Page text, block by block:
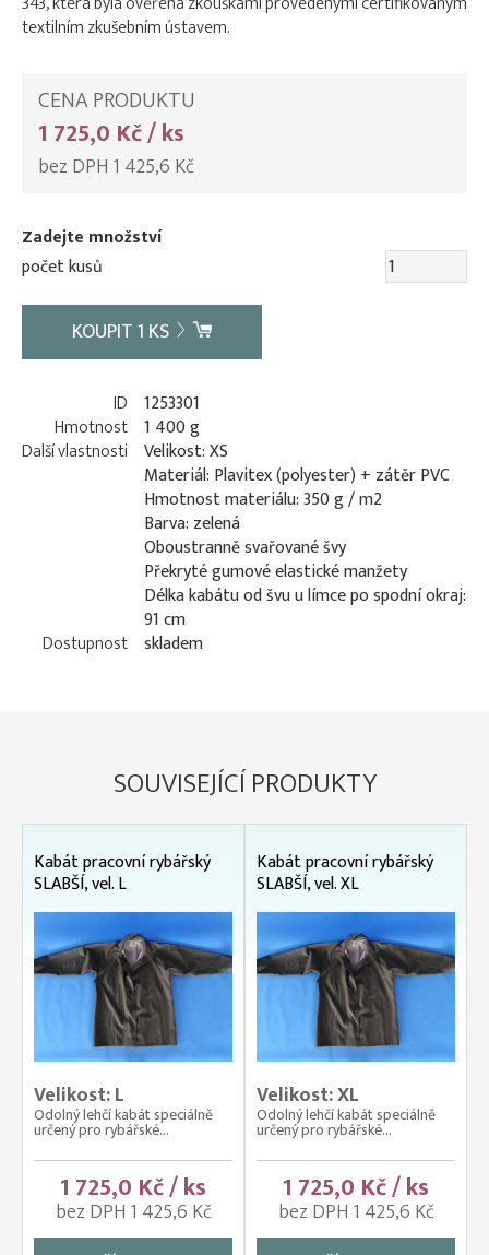
textilním zkušebním ústavem.
CENA PRODUKTU
1 725,0 Kč / ks
bez DPH 1 425,6 Kč
Zadejte množství
počet kusů
KOUPIT1 KS
ID 1253301
Hmotnost 1 400 g
Další vlastnosti Velikost: XS
Materiál: Plavitex (polyester) + zátěr PVC
Hmotnost materiálu: 350 g / m2
Barva: zelená
Oboustranně svařované švy
Překryté gumové elastické manžety
Délka kabátu od švu u límce po spodní okraj:
91 cm
Dostupnost skladem
SOUVISEJÍCÍ PRODUKTY
Kabát pracovní rybářský
SLABŠÍ, vel. L
Velikost: L
Odolný lehčí kabát speciálně
určený pro rybářské...
1 725,0 Kč / ks
bez DPH 1 425,6 Kč
Kabát pracovní rybářský
SLABŠÍ, vel. XL
Velikost: XL
Odolný lehčí kabát speciálně
určený pro rybářské...
1 725,0 Kč / ks
bez DPH 1 425,6 Kč